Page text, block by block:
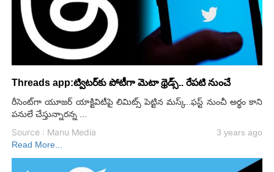
Threads app:ట్విటర్‌కు పోటీగా మెటా థ్రెడ్స్‌.. రేపటి నుంచే
రీసెంట్‌గా యూజర్ యాక్టివిటీపై లిమిట్స్ పెట్టిన మస్క్..ఫస్ట్ నుంచీ అర్థం కాని
పనులే చేస్తున్నారన్న ...
Source : Manu Media
3 years ago
Read More...